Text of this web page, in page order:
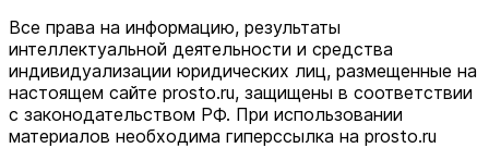
Все права на информацию, результаты
интеллектуальной деятельности и средства
индивидуализации юридических лиц, размещенные на
настоящем сайте prosto.ru, защищены в соответствии
c законодательством РФ. При использовании
материалов необходима гиперссылка на prosto.ru